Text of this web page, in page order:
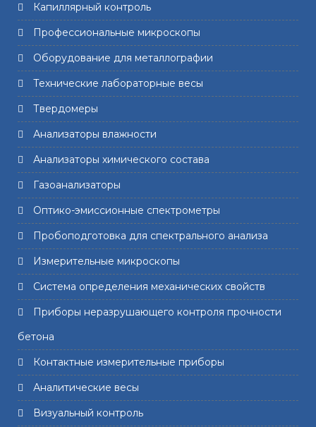
Капиллярный контроль
Профессиональные микроскопы
Оборудование для металлографии
Технические лабораторные весы
Твердомеры
Анализаторы влажности
Анализаторы химического состава
Газоанализаторы
Оптико-эмиссионные спектрометры
Пробоподготовка для спектрального анализа
Измерительные микроскопы
Система определения механических свойств
Приборы неразрушающего контроля прочности
бетона
Контактные измерительные приборы
Аналитические весы
Визуальный контроль